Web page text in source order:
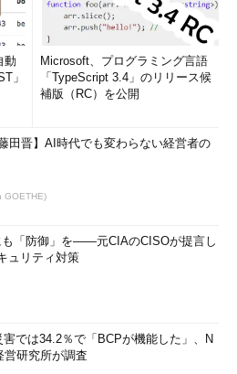
動
」
Microsoft、プログラミング言語
「TypeScript 3.4」のリリース候
補版（RC）を公開
田晋】AI時代でも変わらない経営者の
GOETHE)
も「防御」を――元CIAのCISOが提言し
ュリティ対策
害では34.2％で「BCPが機能した」、N
営研究所が調査